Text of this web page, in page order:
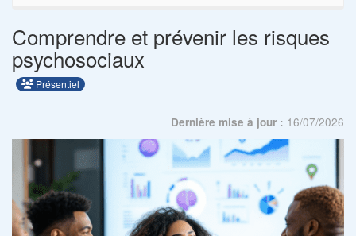
Comprendre et prévenir les risques
psychosociaux
Présentiel
Dernière mise à jour : 16/07/2026